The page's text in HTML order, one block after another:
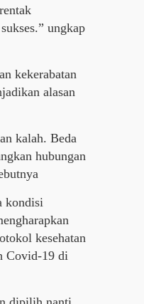
ungkap
kekerabatan
alasan
kalah. Beda
hubungan
kondisi
kesehatan
Covid-19 di